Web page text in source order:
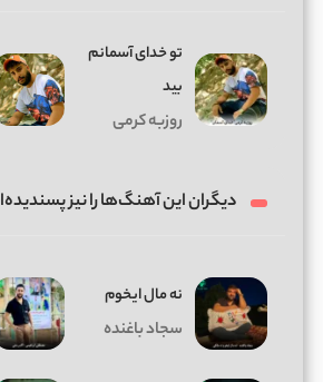
تو خدای آسمانم
بید
روزبه کرمی
دیگران این آهنگ‌ها را نیز
ﻧﻪ ﻣﺎل اﻳﺨﻮم
سجاد باغنده